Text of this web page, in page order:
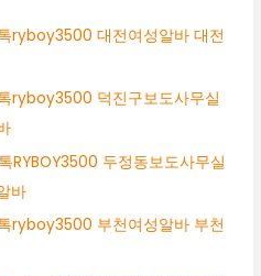
ryboy3500 대전여성알바 대전
ryboy3500 덕진구보도사무실
RYBOY3500 두정동보도사무실
바
ryboy3500 부천여성알바 부천